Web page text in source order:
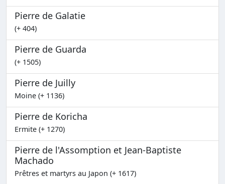
Pierre de Galatie
(+ 404)
Pierre de Guarda
(+ 1505)
Pierre de Juilly
Moine (+ 1136)
Pierre de Koricha
Ermite (+ 1270)
Pierre de l'Assomption et Jean-Baptiste
Machado
Prêtres et martyrs au Japon (+ 1617)